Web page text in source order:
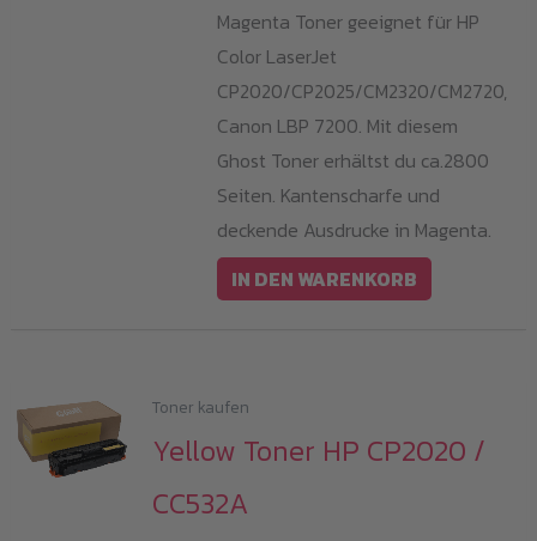
Magenta Toner geeignet für HP
Color LaserJet
CP2020/CP2025/CM2320/CM2720,
Canon LBP 7200. Mit diesem
Ghost Toner erhältst du ca.2800
Seiten. Kantenscharfe und
deckende Ausdrucke in Magenta.
IN DEN WARENKORB
Toner kaufen
Yellow Toner HP CP2020 /
CC532A